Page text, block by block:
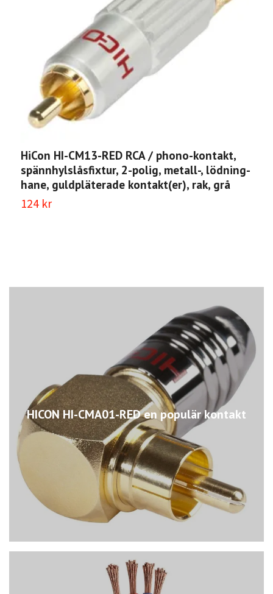
HICON HI-CMA01-RED en populär kontakt
HiCon HI-CM13-RED RCA / phono-kontakt,
spännhylslåsfixtur, 2-polig, metall-, lödning-
hane, guldpläterade kontakt(er), rak, grå
124 kr